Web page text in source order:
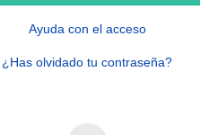
Ayuda con el acceso
¿Has olvidado tu contraseña?